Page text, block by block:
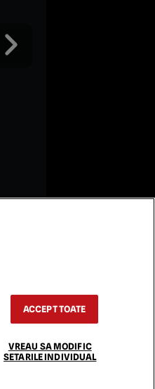
ACCEPT TOATE
VREAU SA MODIFIC
SETARILE INDIVIDUAL